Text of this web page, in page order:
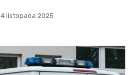
4 listopada 2025